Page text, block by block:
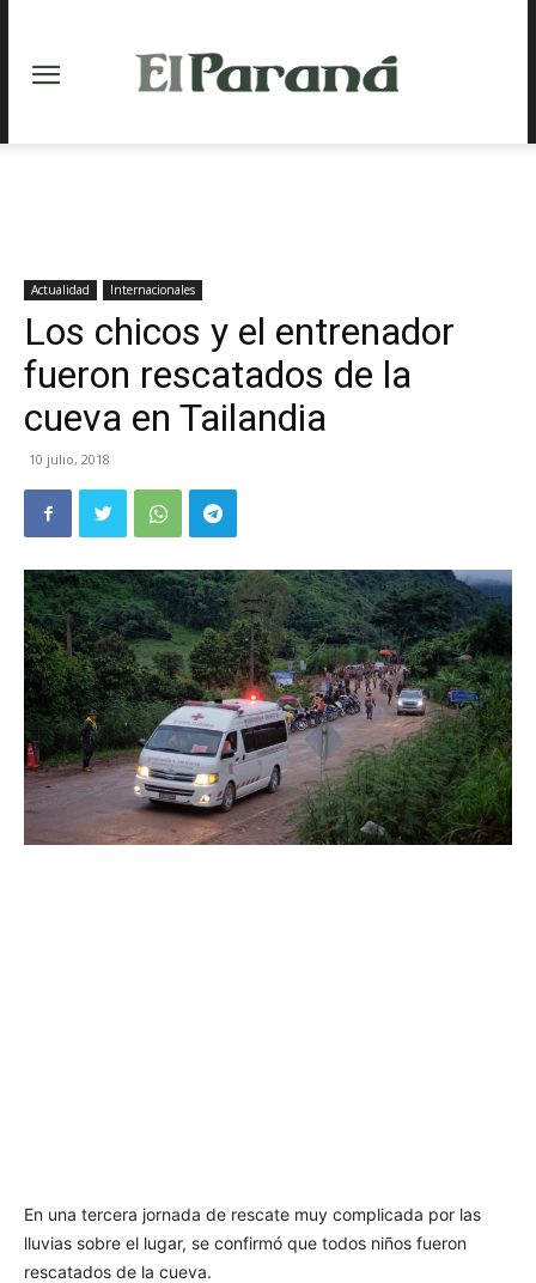
Actualidad Internacionales
Los chicos y el entrenador
fueron rescatados de la
cueva en Tailandia
10 julio, 2018
En una tercera jornada de rescate muy complicada por las
lluvias sobre el lugar, se confirmó que todos niños fueron
rescatados de la cueva.